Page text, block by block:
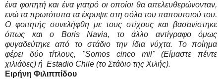
ένα φοιτητή και ένα γιατρό οι οποίοι θα απελευθερώνονταν,
ενώ τα πρωτότυπα τα έκρυψε στη σόλα του παπουτσιού του.
Ο φοιτητής συνελήφθη με τους στίχους και βασανίστηκε
όπως και ο Boris Navia, το άλλο αντίγραφο όμως
φυγαδεύτηκε από το στάδιο την ίδια νύχτα. Το ποίημα
φέρει δύο τίτλους, "Somos cinco mil" (Είμαστε πέντε
χιλιάδες) ή Estadio Chile (το Στάδιο της Χιλής).
Ειρήνη Φιλιππίδου